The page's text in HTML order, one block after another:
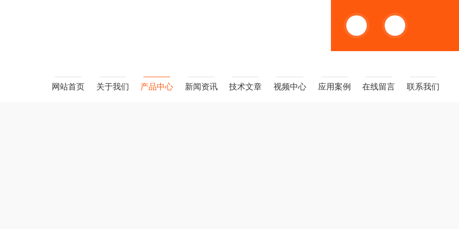
13391005955
网站首页 关于我们 产品中心 新闻资讯 技术文章 视频中心 应用案例 在线留言 联系我们